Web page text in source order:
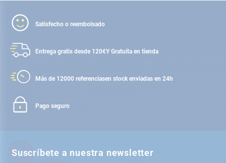
Satisfecho o reembolsado
Entrega gratis desde 120€Y Gratuita en tienda
Más de 12000 referenciasen stock enviadas en 24h
Pago seguro
Suscríbete a nuestra newsletter